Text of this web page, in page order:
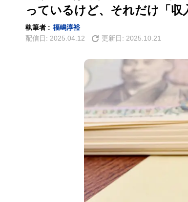
っているけど、それだけ「
執筆者 : 福嶋淳裕
配信日: 2025.04.12 更新日: 2025.10.21